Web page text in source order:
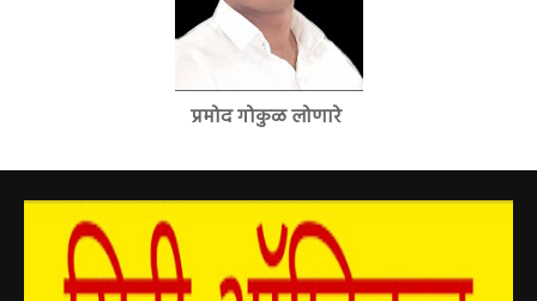
प्रमोद गोकुळ लोणारे